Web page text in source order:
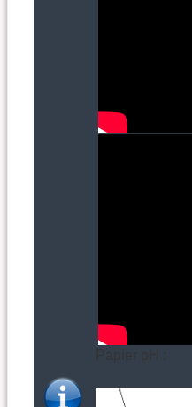
Papier pH :